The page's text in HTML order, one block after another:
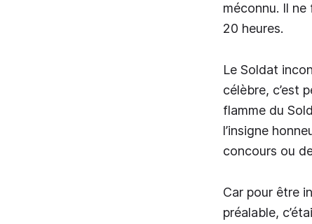
méconnu. Il
20 heures.
Le Soldat
célèbre, c’est
flamme du
l’insigne
concours ou
Car pour être
préalable,